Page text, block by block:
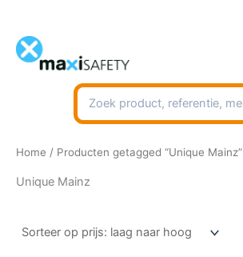
inhoud
Zoeken
naar:
Home / Producten getagged “Unique Mainz”
Unique Mainz